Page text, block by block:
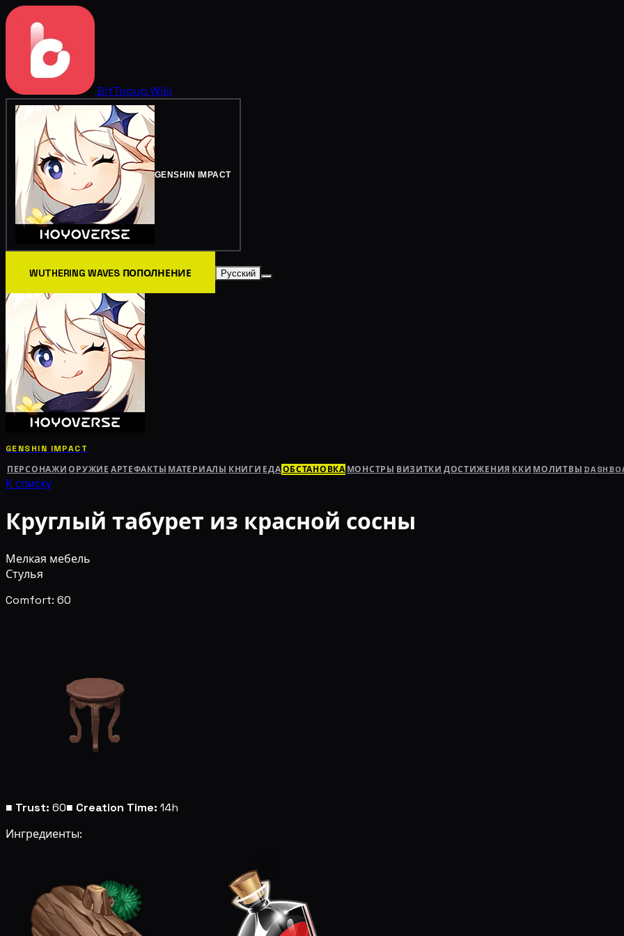
BitTopup Wiki
GENSHIN IMPACT
WUTHERING WAVES ПОПОЛНЕНИЕ Русский
GENSHIN IMPACT
ПЕРСОНАЖИ ОРУЖИЕ АРТЕФАКТЫ МАТЕРИАЛЫ КНИГИ ЕДАОБСТАНОВКА МОНСТРЫ ВИЗИТКИ ДОСТИЖЕНИЯ ККИ МОЛИТВЫ
К списку
Круглый табурет из красной сосны
Мелкая мебель
Стулья
Comfort: 60
■ Trust: 60■ Creation Time: 14h
Ингредиенты: